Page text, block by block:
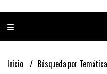
Inicio Búsqueda por Temática